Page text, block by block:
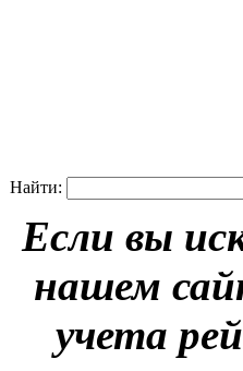
Найти:
Если вы
нашем
учета